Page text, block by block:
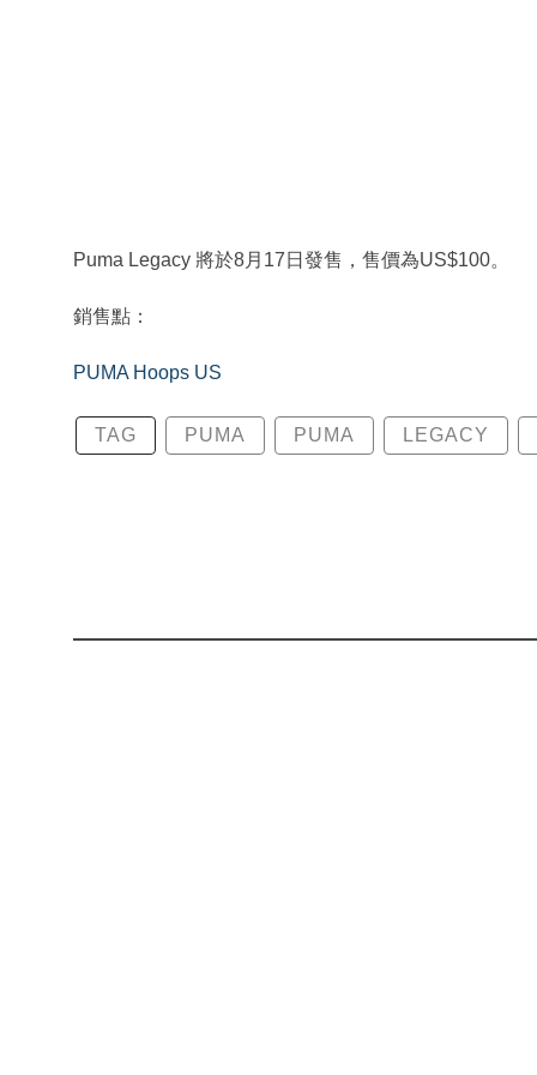
Puma Legacy 將於8月17日發售，售價為US$100。
銷售點：
PUMA Hoops US
TAG PUMA PUMA LEGACY